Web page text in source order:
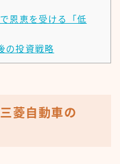
恩恵を受ける「低
の投資戦略
菱自動車の